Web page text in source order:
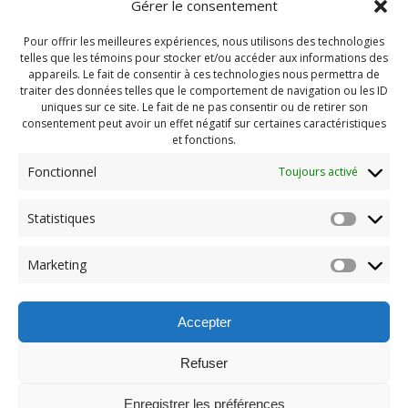
Gérer le consentement
Pour offrir les meilleures expériences, nous utilisons des technologies
telles que les témoins pour stocker et/ou accéder aux informations des
appareils. Le fait de consentir à ces technologies nous permettra de
traiter des données telles que le comportement de navigation ou les ID
uniques sur ce site. Le fait de ne pas consentir ou de retirer son
consentement peut avoir un effet négatif sur certaines caractéristiques
et fonctions.
Fonctionnel Toujours activé
Statistiques
Marketing
Accepter
Refuser
Enregistrer les préférences
Navigation
de
l'article
Previous:
post: